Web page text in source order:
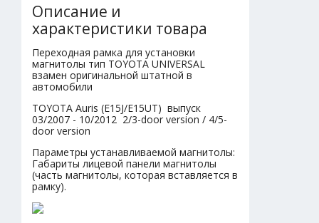
Описание и
характеристики товара
Переходная рамка для установки
магнитолы тип TOYOTA UNIVERSAL
взамен оригинальной штатной в
автомобили
TOYOTA Auris (E15J/E15UT) выпуск
03/2007 - 10/2012 2/3-door version / 4/5-
door version
Параметры устанавливаемой магнитолы:
Габариты лицевой панели магнитолы
(часть магнитолы, которая вставляется в
рамку).